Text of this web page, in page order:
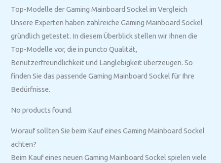
Top-Modelle der Gaming Mainboard Sockel im Vergleich
Unsere Experten haben zahlreiche Gaming Mainboard Sockel
gründlich getestet. In diesem Überblick stellen wir Ihnen die
Top-Modelle vor, die in puncto Qualität,
Benutzerfreundlichkeit und Langlebigkeit überzeugen. So
finden Sie das passende Gaming Mainboard Sockel für Ihre
Bedürfnisse.
No products found.
Worauf sollten Sie beim Kauf eines Gaming Mainboard Sockel
achten?
Beim Kauf eines neuen Gaming Mainboard Sockel spielen viele